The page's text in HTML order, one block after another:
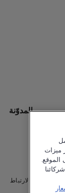
المدوّنة
تعريف الارتباط
ميزات
الموقع.